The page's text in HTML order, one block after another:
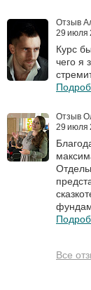
Отзыв
29 июля
Курс
чего я
Отзыв
29 июля
Все